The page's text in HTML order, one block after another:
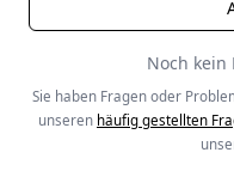
Noch kein
Sie haben Fragen oder
unseren häufig gestellten